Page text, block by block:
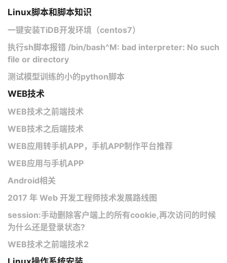
Linux脚本和脚本知识
一键安装TiDB开发环境（centos7）
执行sh脚本报错 /bin/bash^M: bad interpreter: No such
file or directory
测试模型训练的小的python脚本
WEB技术
WEB技术之前端技术
WEB技术之后端技术
WEB应用转手机APP，手机APP制作平台推荐
WEB应用与手机APP
Android相关
2017 年 Web 开发工程师技术发展路线图
session:手动删除客户端上的所有cookie,再次访问的时候
为什么还是登录状态?
WEB技术之前端技术2